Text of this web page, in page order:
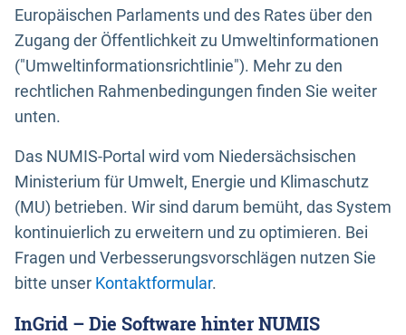
Europäischen Parlaments und des Rates über den
Zugang der Öffentlichkeit zu Umweltinformationen
("Umweltinformationsrichtlinie"). Mehr zu den
rechtlichen Rahmenbedingungen finden Sie weiter
unten.
Das NUMIS-Portal wird vom Niedersächsischen
Ministerium für Umwelt, Energie und Klimaschutz
(MU) betrieben. Wir sind darum bemüht, das System
kontinuierlich zu erweitern und zu optimieren. Bei
Fragen und Verbesserungsvorschlägen nutzen Sie
bitte unser Kontaktformular.
InGrid – Die Software hinter NUMIS